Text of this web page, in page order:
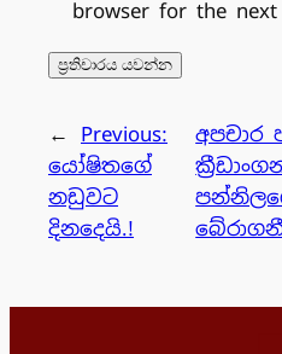
browser for the
←
Previous:
යෝෂිතගේ
නඩුවට
දිනදෙයි.!
අපචාර